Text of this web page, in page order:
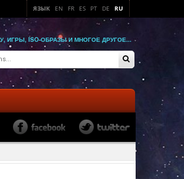
ЯЗЫК EN FR ES PT DE RU
ИГРЫ, ISO-ОБРАЗЫ И МНОГОЕ ДРУГОЕ...